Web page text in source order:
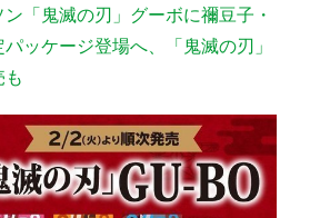
ン「鬼滅の刃」グーボに禰豆子・
ッケージ登場へ、「鬼滅の刃」